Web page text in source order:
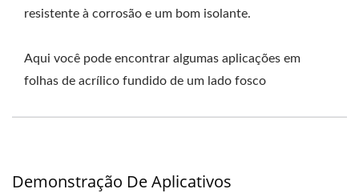
resistente à corrosão e um bom isolante.
Aqui você pode encontrar algumas aplicações em
folhas de acrílico fundido de um lado fosco
Demonstração De Aplicativos